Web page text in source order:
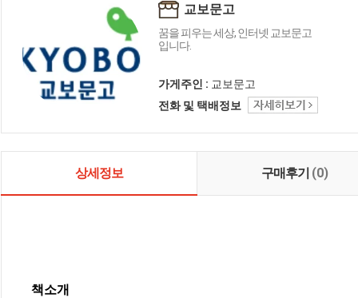
교보문고
꿈을 피우는 세상, 인터넷 교보문고
입니다.
가게주인 : 교보문고
전화 및 택배정보
상세정보 구매후기 (0)
책소개